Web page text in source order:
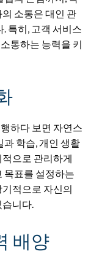
소통은 대인 관
특히, 고객 서비스
통하는 능력을 키
하다 보면 자연스
과 학습, 개인 생활
으로 관리하게
목표를 설정하는
적으로 자신의
니다.
배양